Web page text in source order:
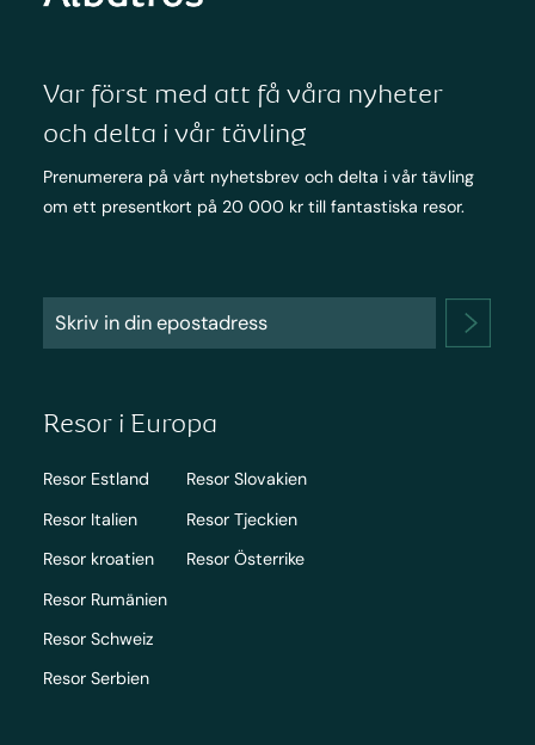
Var först med att få våra nyheter
och delta i vår tävling
Prenumerera på vårt nyhetsbrev och delta i vår tävling
om ett presentkort på 20 000 kr till fantastiska resor.
Resor i Europa
Resor Estland
Resor Italien
Resor kroatien
Resor Rumänien
Resor Schweiz
Resor Serbien
Resor Slovakien
Resor Tjeckien
Resor Österrike